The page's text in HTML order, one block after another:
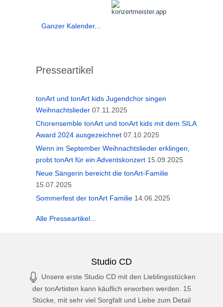
Ganzer Kalender...
Presseartikel
tonArt und tonArt kids Jugendchor singen
Weihnachtslieder 07.11.2025
Chorensemble tonArt und tonArt kids mit dem SILA
Award 2024 ausgezeichnet 07.10.2025
Wenn im September Weihnachtslieder erklingen,
probt tonArt für ein Adventskonzert 15.09.2025
Neue Sängerin bereicht die tonArt-Familie
15.07.2025
Sommerfest der tonArt Familie 14.06.2025
Alle Presseartikel...
Studio CD
Unsere erste Studio CD mit den Lieblingsstücken
der tonArtisten kann käuflich erworben werden. 15
Stücke, mit sehr viel Sorgfalt und Liebe zum Detail